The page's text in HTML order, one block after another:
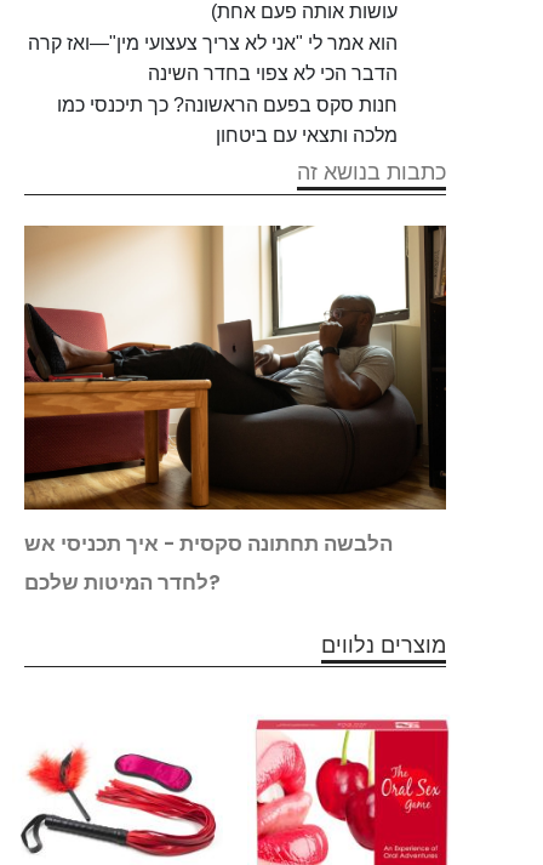
עושות אותה פעם אחת)
הוא אמר לי "אני לא צריך צעצועי מין"—ואז קרה
הדבר הכי לא צפוי בחדר השינה
חנות סקס בפעם הראשונה? כך תיכנסי כמו
מלכה ותצאי עם ביטחון
כתבות בנושא זה
הלבשה תחתונה סקסית - איך תכניסי אש
לחדר המיטות שלכם?
מוצרים נלווים